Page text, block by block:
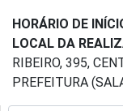
HORÁRIO DE
LOCAL DA
RIBEIRO, 395,
PREFEITURA